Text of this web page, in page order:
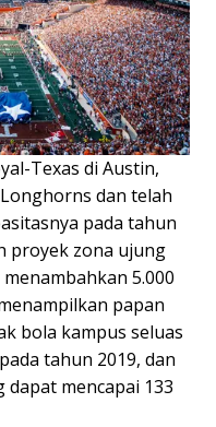
Texas di Austin,
dan telah
pada tahun
proyek zona ujung
5.000
papan
bola kampus seluas
tahun 2019, dan
mencapai 133